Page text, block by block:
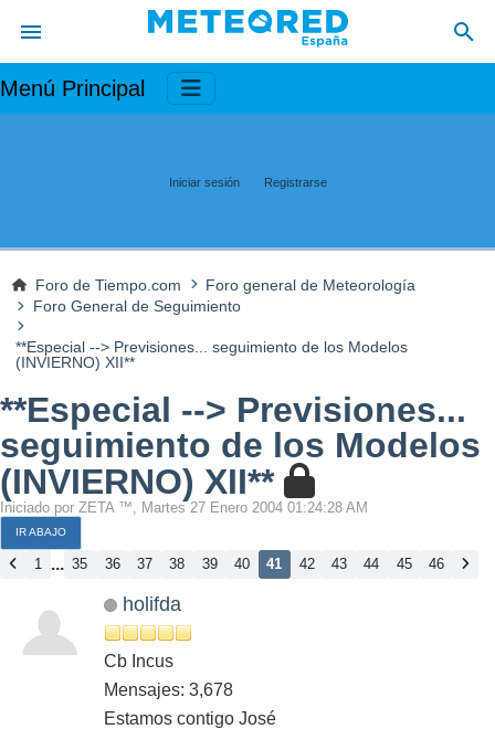
Menú Principal
Iniciar sesión Registrarse
Foro de Tiempo.com
Foro general de Meteorología
Foro General de Seguimiento
**Especial --> Previsiones... seguimiento de los Modelos
(INVIERNO) XII**
**Especial --> Previsiones...
seguimiento de los Modelos
(INVIERNO) XII**
Iniciado por ZETA ™, Martes 27 Enero 2004 01:24:28 AM
IR ABAJO
1 ... 35 36 37 38 39 40 41 42 43 44 45 46
holifda
Cb Incus
Mensajes: 3,678
Estamos contigo José